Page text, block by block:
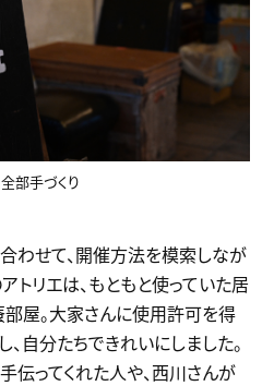
全部手づくり
わせて、開催方法を模索しなが
トリエは、もともと使っていた居
屋。大家さんに使用許可を得
自分たちできれいにしました。
伝ってくれた人や、西川さんが